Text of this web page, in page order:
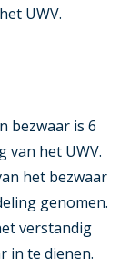
UWV.
bezwaar is 6
van het UWV.
het bezwaar
genomen.
verstandig
in te dienen.